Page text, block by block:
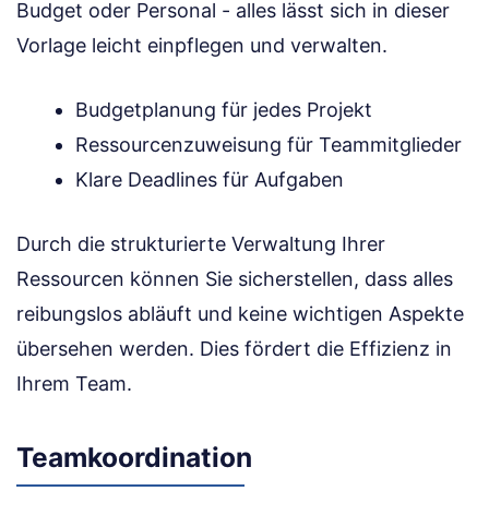
Budget oder Personal - alles lässt sich in dieser
Vorlage leicht einpflegen und verwalten.
Budgetplanung für jedes Projekt
Ressourcenzuweisung für Teammitglieder
Klare Deadlines für Aufgaben
Durch die strukturierte Verwaltung Ihrer
Ressourcen können Sie sicherstellen, dass alles
reibungslos abläuft und keine wichtigen Aspekte
übersehen werden. Dies fördert die Effizienz in
Ihrem Team.
Teamkoordination